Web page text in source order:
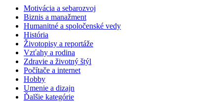
Motivácia a sebarozvoj
Biznis a manažment
Humanitné a spoločenské vedy
História
Životopisy a reportáže
Vzťahy a rodina
Zdravie a životný štýl
Počítače a internet
Hobby
Umenie a dizajn
Ďalšie kategórie